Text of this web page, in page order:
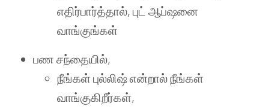
எதிர்பார்த்தால், புட் ஆப்ஷனை
வாங்குங்கள்
பண சந்தையில்,
நீங்கள் புல்லிஷ் என்றால் நீங்கள்
வாங்குகிறீர்கள்,